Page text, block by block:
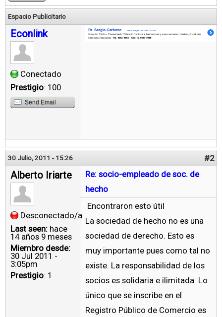
Espacio Publicitario
Econlink
Conectado
Prestigio: 100
Send Email
30 Julio, 2011 - 15:26 #2
Alberto Iriarte
Desconectado/a
Last seen: hace
14 años 9 meses
Miembro desde:
30 Jul 2011 -
3:05pm
Prestigio: 1
Re: socio-empleado de soc. de
hecho
Encontraron esto útil
La sociedad de hecho no es una
sociedad de derecho. Esto es
muy importante pues como tal no
existe. La responsabilidad de los
socios es solidaria e ilimitada. Lo
único que se inscribe en el
Registro Público de Comercio es